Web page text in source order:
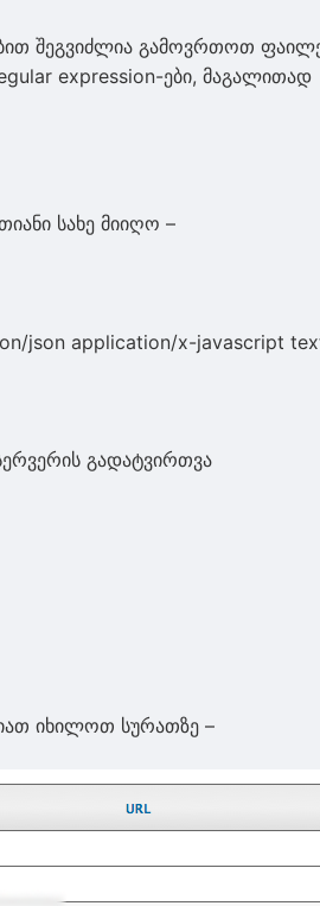
შეგვიძლია გამოვრთოთ
expression-ები, მაგალითად
სახე მიიღო –
json application/x-javascript
გადატვირთვა
იხილოთ სურათზე –